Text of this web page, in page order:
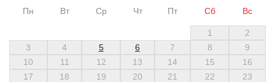
Пн Вт Ср Чт Пт Сб Вс
1
2
3
4 5 6 7 8
9
10
11 12 13 14 15
16
17
18 19 20 21 22
23